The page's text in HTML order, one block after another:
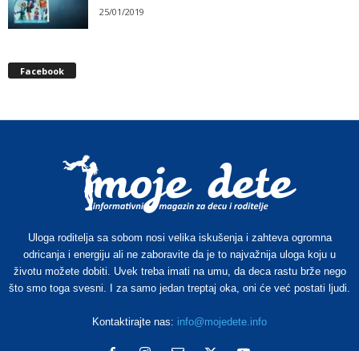
25/01/2019
Facebook
Uloga roditelja sa sobom nosi velika iskušenja i zahteva ogromna
odricanja i energiju ali ne zaboravite da je to najvažnija uloga koju u
životu možete dobiti. Uvek treba imati na umu, da deca rastu brže nego
što smo toga svesni. I za samo jedan treptaj oka, oni će već postati ljudi.
Kontaktirajte nas: info@mojedete.info